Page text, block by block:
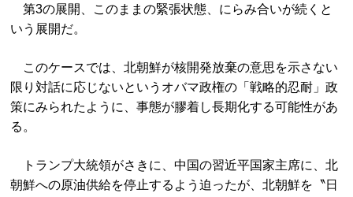
第3の展開、このままの緊張状態、にらみ合いが続くと
いう展開だ。
このケースでは、北朝鮮が核開発放棄の意思を示さない
限り対話に応じないというオバマ政権の「戦略的忍耐」政
策にみられたように、事態が膠着し長期化する可能性があ
る。
トランプ大統領がさきに、中国の習近平国家主席に、北
朝鮮への原油供給を停止するよう迫ったが、北朝鮮を〝日